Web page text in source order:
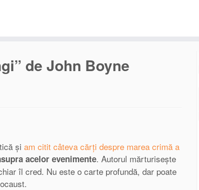
de John Boyne
și am citit câteva cărți despre marea crimă a
acelor evenimente. Autorul mărturisește
îl cred. Nu este o carte profundă, dar poate